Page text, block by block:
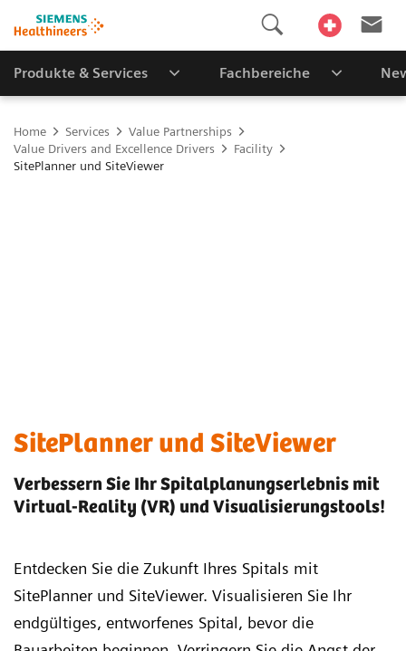
Produkte & Services Fachbereiche
Home Services
Value Partnerships
Value Drivers and Excellence Drivers
Facility
SitePlanner und SiteViewer
SitePlanner und SiteViewer
Verbessern Sie Ihr Spitalplanungserlebnis mit
Virtual-Reality (VR) und Visualisierungstools!
Entdecken Sie die Zukunft Ihres Spitals mit
SitePlanner und SiteViewer. Visualisieren Sie Ihr
endgültiges, entworfenes Spital, bevor die